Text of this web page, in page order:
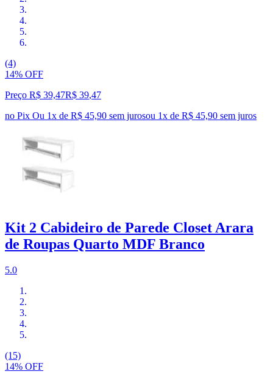
(4)
14% OFF
Preço R$ 39,47R$ 39,47
no Pix Ou 1x de R$ 45,90 sem jurosou 1x de R$ 45,90 sem juros
Kit 2 Cabideiro de Parede Closet Arara
de Roupas Quarto MDF Branco
5.0
(15)
14% OFF